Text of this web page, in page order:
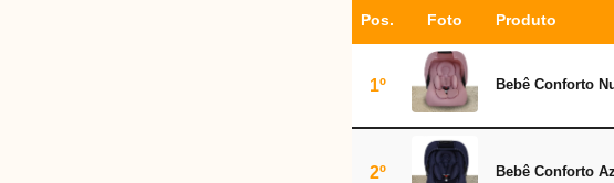
Pos. Foto Produto
1º Bebê Conforto
2º Bebê Conforto